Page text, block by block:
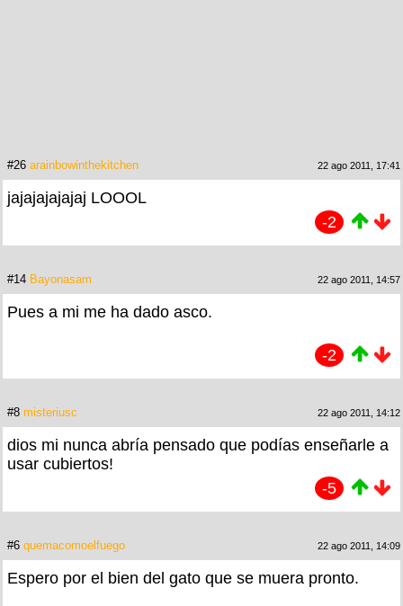
#26 arainbowinthekitchen 22 ago 2011, 17:41
jajajajajajaj LOOOL
-2
#14 Bayonasam 22 ago 2011, 14:57
Pues a mi me ha dado asco.
-2
#8 misteriusc 22 ago 2011, 14:12
dios mi nunca abría pensado que podías enseñarle a
usar cubiertos!
-5
#6 quemacomoelfuego 22 ago 2011, 14:09
Espero por el bien del gato que se muera pronto.